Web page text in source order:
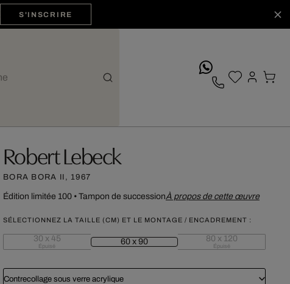
S'INSCRIRE
Robert Lebeck
BORA BORA II, 1967
Édition limitée 100• Tampon de successionÀ propos de cette œuvre
SÉLECTIONNEZ LA TAILLE (CM) ET LE MONTAGE / ENCADREMENT :
30 x 45
Épuisé 60 x 90 80 x 120
Épuisé
Contrecollage sous verre acrylique